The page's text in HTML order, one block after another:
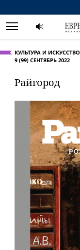
КУЛЬТУРА И ИСКУССТВО
9 (99) СЕНТЯБРЬ 2022
Райгород